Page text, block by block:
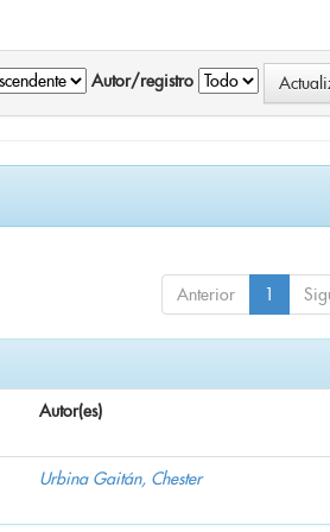
Autor/registro
Anterior 1
Autor(es)
Urbina Gaitán, Chester